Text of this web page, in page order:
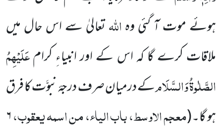
ہوئے موت آ گئی وہاللہتعالیٰ سے اس حال میں
ملاقات کرے گا کہ اس کے اور انبیاءِ کرامعَلَیْہِمُ
الصَّلٰوۃُ وَالسَّلَامکے درمیان صرف درجۂ نبوَّت کا فرق
ہو گا۔(معجم الاوسط، باب الیاء، من اسمہ یعقوب،۶